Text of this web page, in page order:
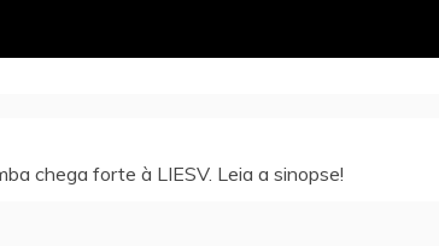
chega forte à LIESV. Leia a sinopse!